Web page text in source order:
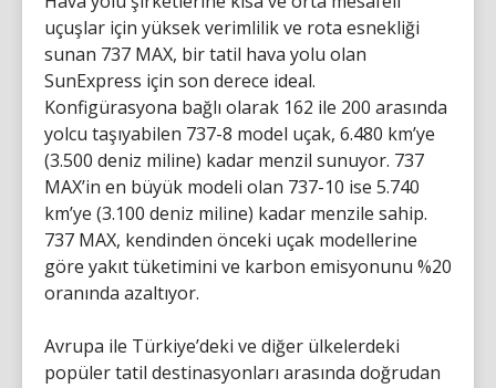
uçuşlar için yüksek verimlilik ve rota esnekliği
sunan 737 MAX, bir tatil hava yolu olan
SunExpress için son derece ideal.
Konfigürasyona bağlı olarak 162 ile 200 arasında
yolcu taşıyabilen 737-8 model uçak, 6.480 km’ye
(3.500 deniz miline) kadar menzil sunuyor. 737
MAX’in en büyük modeli olan 737-10 ise 5.740
km’ye (3.100 deniz miline) kadar menzile sahip.
737 MAX, kendinden önceki uçak modellerine
göre yakıt tüketimini ve karbon emisyonunu %20
oranında azaltıyor.
Avrupa ile Türkiye’deki ve diğer ülkelerdeki
popüler tatil destinasyonları arasında doğrudan